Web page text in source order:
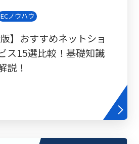
ECノウハウ
】おすすめネットショ
ス15選比較！基礎知識
説！